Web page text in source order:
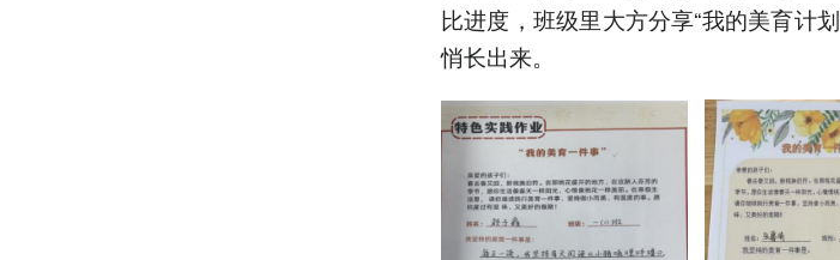
比进度，班级里大方分享“我的美育计
悄长出来。